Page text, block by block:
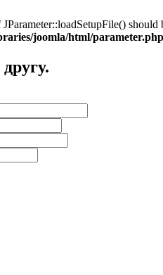
joomla/html/parameter.php